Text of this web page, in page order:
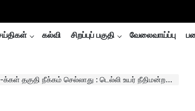
கல்வி சிறப்புப் பகுதி வேலைவாய்ப்பு
நீக்கம் செல்லாது : டெல்லி உயர் நீதிமன்றம் அதிரடி தீர்ப்பு